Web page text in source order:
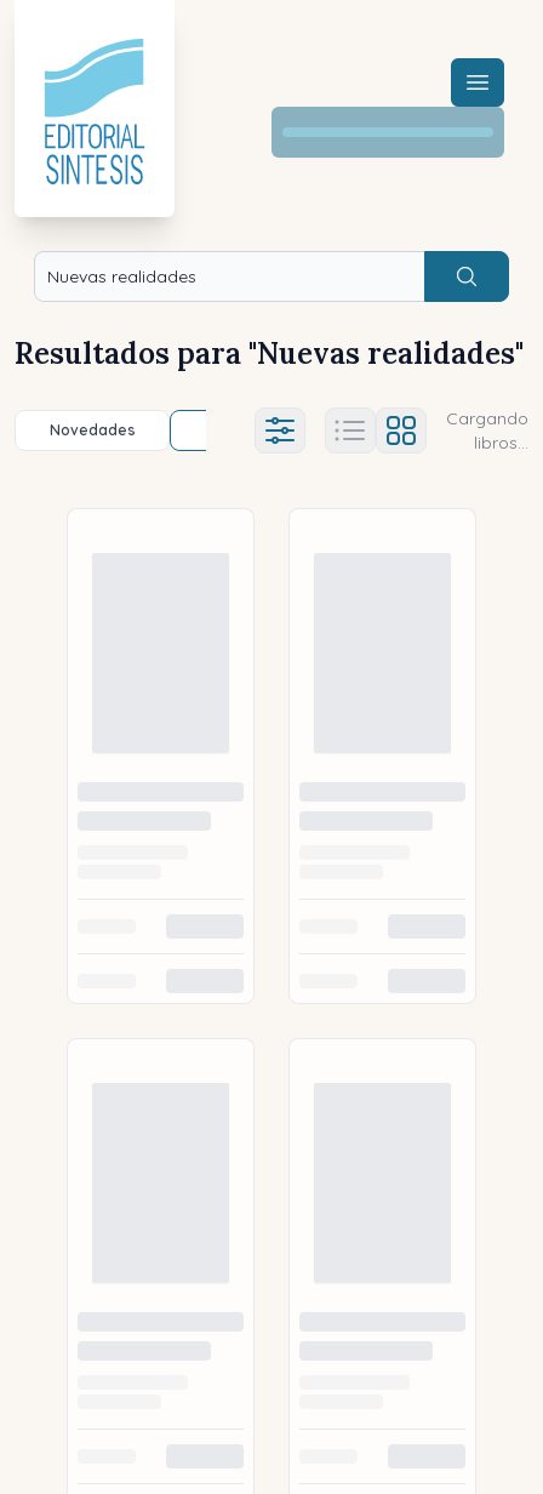
Menú
Buscar
Resultados para "Nuevas realidades"
Novedades Título (a-z) Título (z-a)
Ajustes abierto
Cargando
libros...